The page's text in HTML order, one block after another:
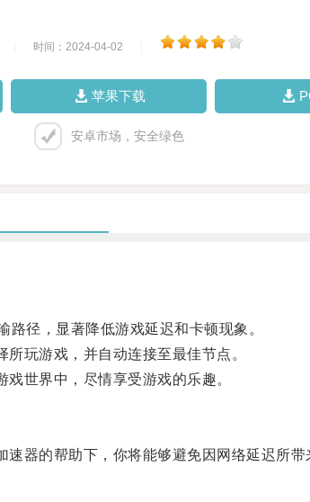
时间：2024-04-02
苹果下载
安卓市场，安全绿色
径，显著降低游戏延迟和卡顿现象。
玩游戏，并自动连接至最佳节点。
世界中，尽情享受游戏的乐趣。
的帮助下，你将能够避免因网络延迟所带